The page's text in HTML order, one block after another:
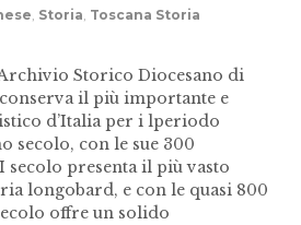
, Storia, Toscana Storia
Storico Diocesano di
il più importante e
d’Italia per i lperiodo
secolo, con le sue 300
secolo presenta il più vasto
longobard, e con le quasi 800
offre un solido